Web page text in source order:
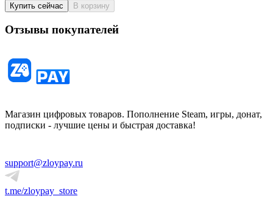
Купить сейчас В корзину
Отзывы покупателей
Магазин цифровых товаров. Пополнение Steam, игры, донат,
подписки - лучшие цены и быстрая доставка!
support@zloypay.ru
t.me/zloypay_store